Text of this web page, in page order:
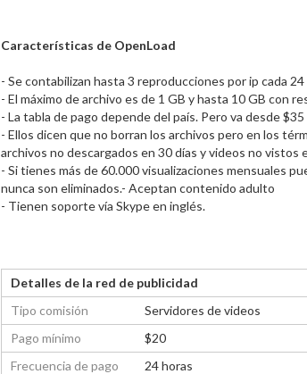
Características de OpenLoad
- Se contabilizan hasta 3 reproducciones por ip cada 24
- El máximo de archivo es de 1 GB y hasta 10 GB con
- La tabla de pago depende del país. Pero va desde $35
- Ellos dicen que no borran los archivos pero en los
archivos no descargados en 30 días y videos no vistos
- Si tienes más de 60.000 visualizaciones mensuales
nunca son eliminados.- Aceptan contenido adulto
- Tienen soporte vía Skype en inglés.
Detalles de la red de publicidad
Tipo comisión
Servidores de videos
Pago mínimo
$20
Frecuencia de pago
24 horas